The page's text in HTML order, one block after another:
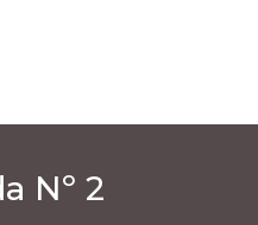
Nº 2